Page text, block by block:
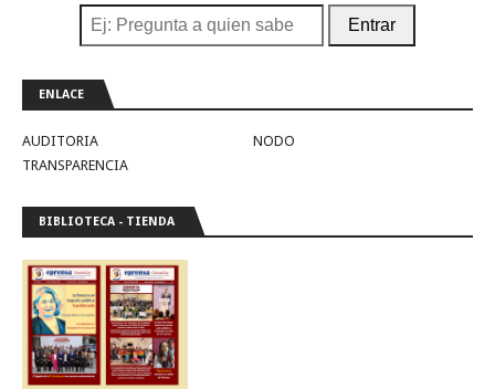
Entrar
ENLACE
AUDITORIA
NODO
TRANSPARENCIA
BIBLIOTECA - TIENDA